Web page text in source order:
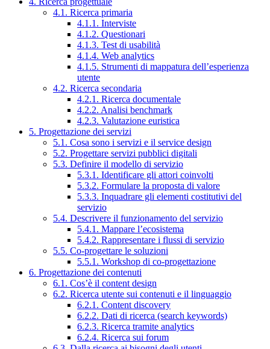
4.1. Ricerca primaria
4.1.1. Interviste
4.1.2. Questionari
4.1.3. Test di usabilità
4.1.4. Web analytics
4.1.5. Strumenti di mappatura dell’esperienza
utente
4.2. Ricerca secondaria
4.2.1. Ricerca documentale
4.2.2. Analisi benchmark
4.2.3. Valutazione euristica
5. Progettazione dei servizi
5.1. Cosa sono i servizi e il service design
5.2. Progettare servizi pubblici digitali
5.3. Definire il modello di servizio
5.3.1. Identificare gli attori coinvolti
5.3.2. Formulare la proposta di valore
5.3.3. Inquadrare gli elementi costitutivi del
servizio
5.4. Descrivere il funzionamento del servizio
5.4.1. Mappare l’ecosistema
5.4.2. Rappresentare i flussi di servizio
5.5. Co-progettare le soluzioni
5.5.1. Workshop di co-progettazione
6. Progettazione dei contenuti
6.1. Cos’è il content design
6.2. Ricerca utente sui contenuti e il linguaggio
6.2.1. Content discovery
6.2.2. Dati di ricerca (search keywords)
6.2.3. Ricerca tramite analytics
6.2.4. Ricerca sui forum